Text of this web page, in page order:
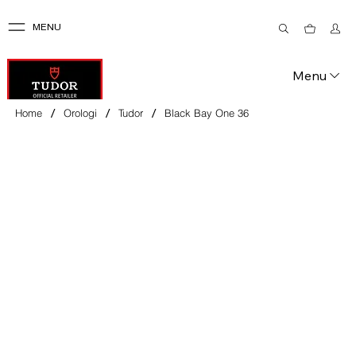
MENU
Menu
Home / Orologi / Tudor / Black Bay One 36